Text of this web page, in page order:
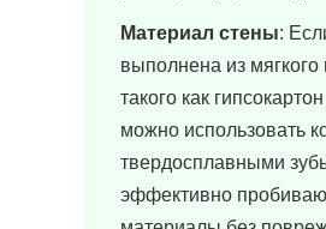
Материал стены:
выполнена из мягкого
такого как
можно использовать
твердосплавными
эффективно